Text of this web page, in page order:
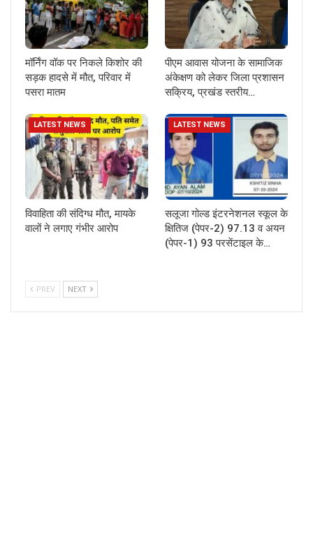
मॉर्निंग वॉक पर निकले किशोर की
सड़क हादसे में मौत, परिवार में
पसरा मातम
पीएम आवास योजना के सामाजिक
अंकेक्षण को लेकर जिला प्रशासन
सक्रिय, प्रखंड स्तरीय…
LATEST NEWS
विवाहिता की संदिग्ध मौत, मायके
वालों ने लगाए गंभीर आरोप
LATEST NEWS
सलूजा गोल्ड इंटरनेशनल स्कूल के
क्षितिज (पेपर-2) 97.13 व अयन
(पेपर-1) 93 परसेंटाइल के…
PREV NEXT